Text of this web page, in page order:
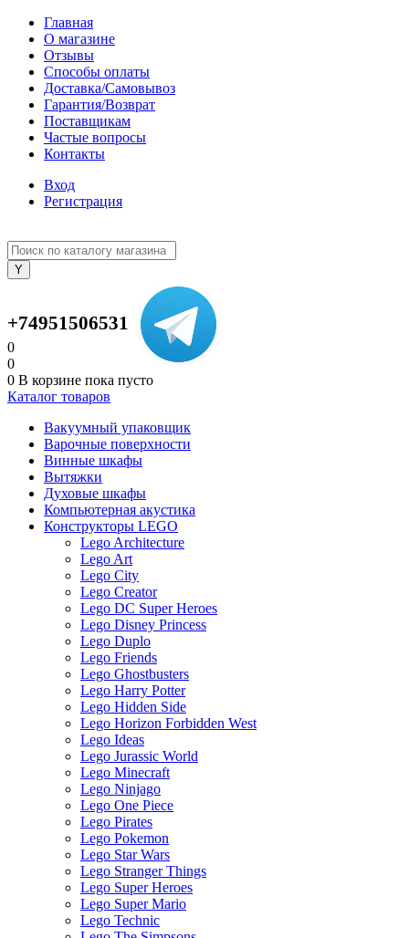
Главная
О магазине
Отзывы
Способы оплаты
Доставка/Самовывоз
Гарантия/Возврат
Поставщикам
Частые вопросы
Контакты
Вход
Регистрация
+74951506531
0
0
0 В корзине пока пусто
Каталог товаров
Вакуумный упаковщик
Варочные поверхности
Винные шкафы
Вытяжки
Духовые шкафы
Компьютерная акустика
Конструкторы LEGO
Lego Architecture
Lego Art
Lego City
Lego Creator
Lego DC Super Heroes
Lego Disney Princess
Lego Duplo
Lego Friends
Lego Ghostbusters
Lego Harry Potter
Lego Hidden Side
Lego Horizon Forbidden West
Lego Ideas
Lego Jurassic World
Lego Minecraft
Lego Ninjago
Lego One Piece
Lego Pirates
Lego Pokemon
Lego Star Wars
Lego Stranger Things
Lego Super Heroes
Lego Super Mario
Lego Technic